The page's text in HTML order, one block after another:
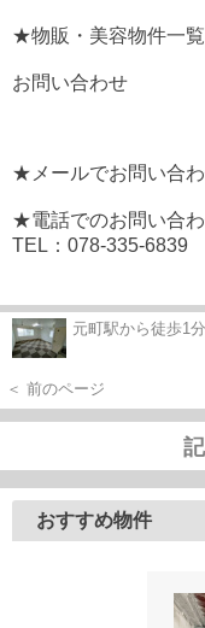
★物販・美容物件一覧
お問い合わせ
★メールでお問い合
★電話でのお問い合
TEL：078-335-6839
元町駅から徒歩1分
＜ 前のページ
おすすめ物件